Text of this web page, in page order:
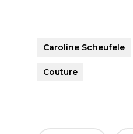
Caroline Scheufele
Couture